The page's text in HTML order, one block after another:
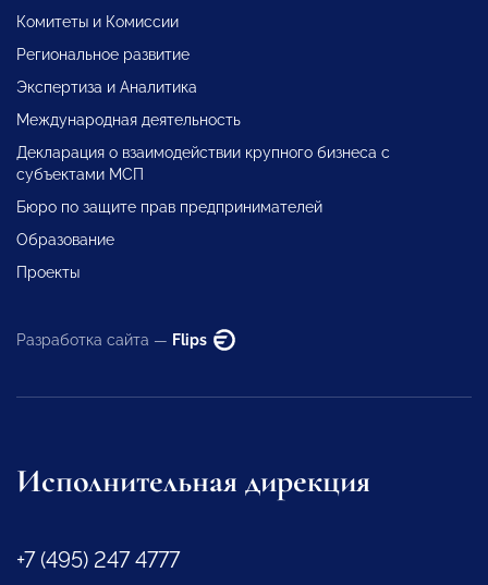
Комитеты и Комиссии
Региональное развитие
Экспертиза и Аналитика
Международная деятельность
Декларация о взаимодействии крупного бизнеса с
субъектами МСП
Бюро по защите прав предпринимателей
Образование
Проекты
Разработка сайта — Flips
Исполнительная дирекция
+7 (495) 247 4777